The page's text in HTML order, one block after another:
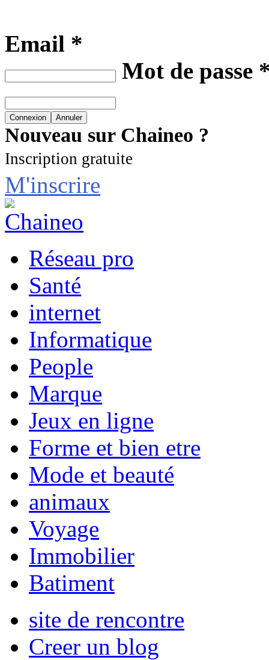
Email *
Mot de passe
Nouveau sur Chaineo ?
Inscription gratuite
M'inscrire
Réseau pro
Santé
internet
Informatique
People
Marque
Jeux en ligne
Forme et bien etre
Mode et beauté
animaux
Voyage
Immobilier
Batiment
site de rencontre
Creer un blog